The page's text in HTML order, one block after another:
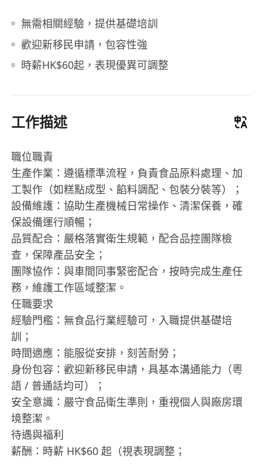
無需相關經驗，提供基礎培訓
歡迎新移民申請，包容性強
時薪HK$60起，表現優異可調整
工作描述
職位職責
生產作業：遵循標準流程，負責食品原料處理、加
工製作（如糕點成型、餡料調配、包裝分裝等）；
設備維護：協助生產機械日常操作、清潔保養，確
保設備運行順暢；
品質配合：嚴格落實衛生規範，配合品控團隊檢
查，保障產品安全；
團隊協作：與車間同事緊密配合，按時完成生產任
務，維護工作區域整潔。
任職要求
經驗門檻：無食品行業經驗可，入職提供基礎培
訓；
時間適應：能服從安排，刻苦耐勞；
身份包容：歡迎新移民申請，具基本溝通能力（粵
語 / 普通話均可）；
安全意識：嚴守食品衛生準則，重視個人與廠房環
境整潔。
待遇與福利
薪酬：時薪 HK$60 起（視表現調整；